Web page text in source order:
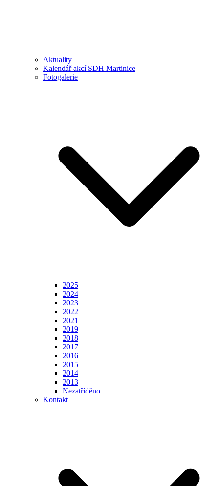
Aktuality
Kalendář akcí SDH Martinice
Fotogalerie
2025
2024
2023
2022
2021
2019
2018
2017
2016
2015
2014
2013
Nezatříděno
Kontakt